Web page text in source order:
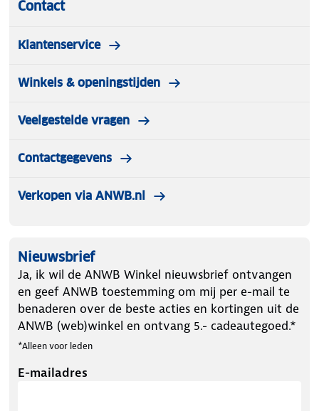
Contact
Klantenservice
Winkels & openingstijden
Veelgestelde vragen
Contactgegevens
Verkopen via ANWB.nl
Nieuwsbrief
Ja, ik wil de ANWB Winkel nieuwsbrief ontvangen
en geef ANWB toestemming om mij per e-mail te
benaderen over de beste acties en kortingen uit de
ANWB (web)winkel en ontvang 5.- cadeautegoed.*
*Alleen voor leden
E-mailadres